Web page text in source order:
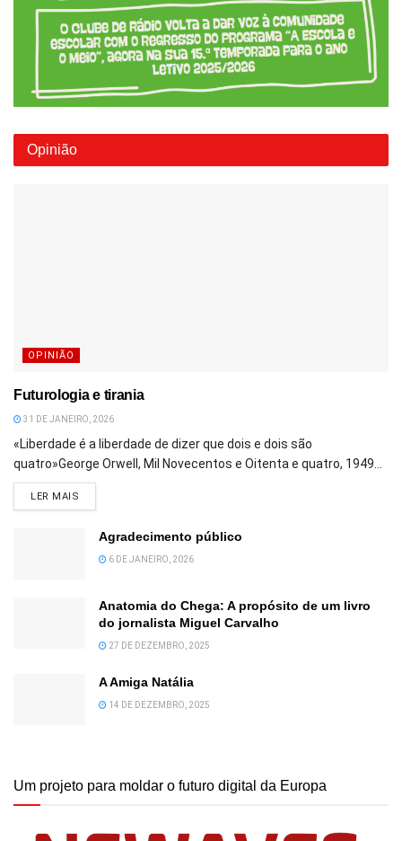
Opinião
OPINIÃO
Futurologia e tirania
31 DE JANEIRO, 2026
«Liberdade é a liberdade de dizer que dois e dois são
quatro»George Orwell, Mil Novecentos e Oitenta e quatro, 1949...
LER MAIS
Agradecimento público
6 DE JANEIRO, 2026
Anatomia do Chega: A propósito de um livro
do jornalista Miguel Carvalho
27 DE DEZEMBRO, 2025
A Amiga Natália
14 DE DEZEMBRO, 2025
Um projeto para moldar o futuro digital da Europa